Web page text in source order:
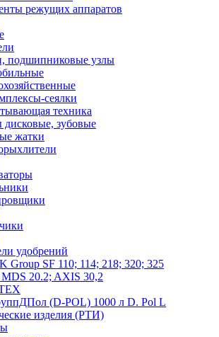
режущих аппаратов
подшипниковые узлы
сеялки
техника
зубовые
жатки
удобрений
Group SF 110; 114; 218; 320; 325
20.2; AXIS 30,2
(D-POL) 1000 л D. Pol L
изделия (РТИ)